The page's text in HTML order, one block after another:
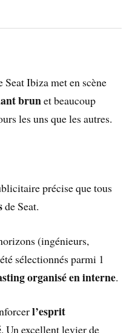
Ibiza met en scène
brunet beaucoup
les uns que les autres.
précise que tous
de Seat.
(ingénieurs,
sélectionnés parmi 1
organisé en interne.
l’esprit
. Un excellent levier de